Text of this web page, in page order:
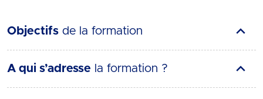
Objectifs de la formation
A qui s’adresse la formation ?